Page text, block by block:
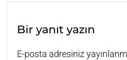
Bir yanıt yazın
E-posta adresiniz